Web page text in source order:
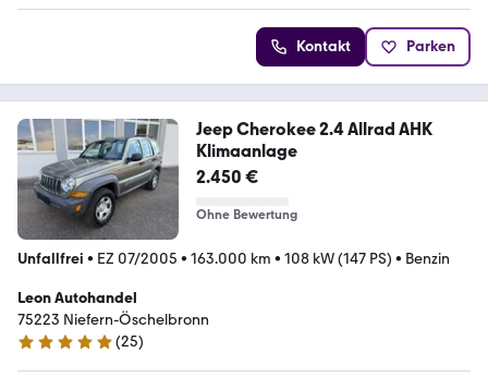
Kontakt Parken
Jeep Cherokee 2.4 Allrad AHK
Klimaanlage
2.450 €
Ohne Bewertung
Unfallfrei • EZ 07/2005 • 163.000 km • 108 kW (147 PS) • Benzin
Leon Autohandel
75223 Niefern-Öschelbronn
5 Sterne
(25)